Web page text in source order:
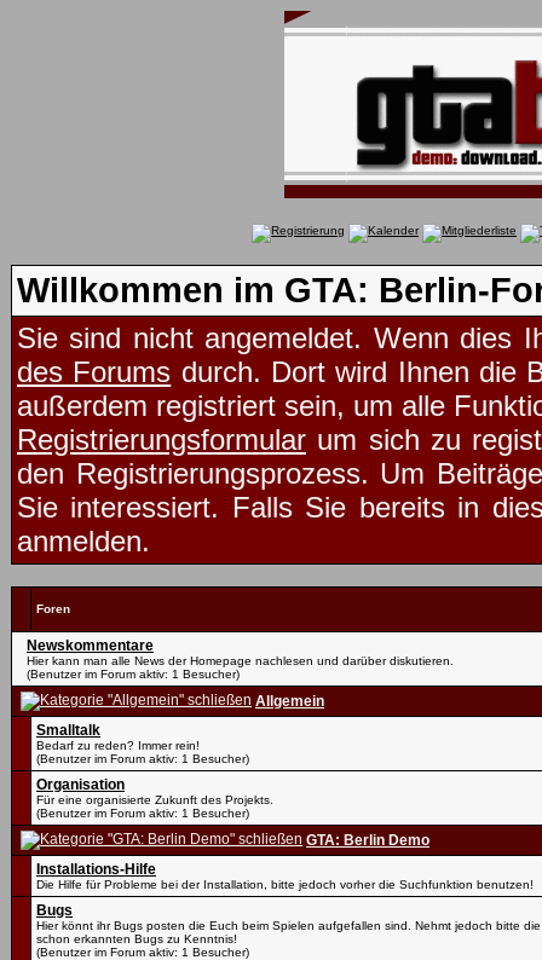
Willkommen im GTA: Berlin-
Sie sind nicht angemeldet. Wenn dies
des Forums durch. Dort wird Ihnen die
außerdem registriert sein, um alle
Registrierungsformular um sich zu
den Registrierungsprozess. Um
Sie interessiert. Falls Sie bereits in
anmelden.
Foren
Newskommentare
Hier kann man alle News der Homepage nachlesen und darüber diskutieren.
(Benutzer im Forum aktiv: 1 Besucher)
Allgemein
Smalltalk
Bedarf zu reden? Immer rein!
(Benutzer im Forum aktiv: 1 Besucher)
Organisation
Für eine organisierte Zukunft des Projekts.
(Benutzer im Forum aktiv: 1 Besucher)
GTA: Berlin Demo
Installations-Hilfe
Die Hilfe für Probleme bei der Installation, bitte jedoch vorher die Suchfunktion benutzen!
Bugs
Hier könnt ihr Bugs posten die Euch beim Spielen aufgefallen sind. Nehmt jedoch bitte die
schon erkannten Bugs zu Kenntnis!
(Benutzer im Forum aktiv: 1 Besucher)